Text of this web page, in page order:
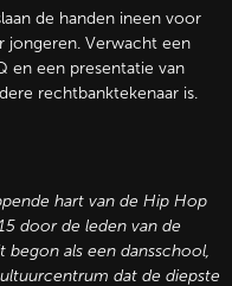
de handen ineen voor
jongeren. Verwacht een
en een presentatie van
rechtbanktekenaar is.
hart van de Hip Hop
door de leden van de
als een dansschool,
dat de diepste